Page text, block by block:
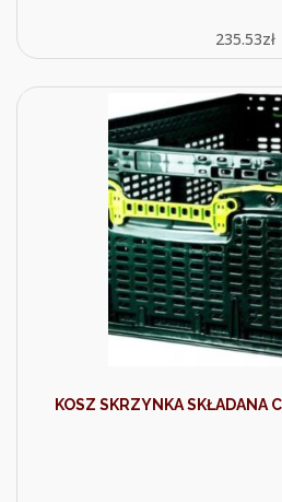
235.53zł
KOSZ SKRZYNKA SKŁADANA